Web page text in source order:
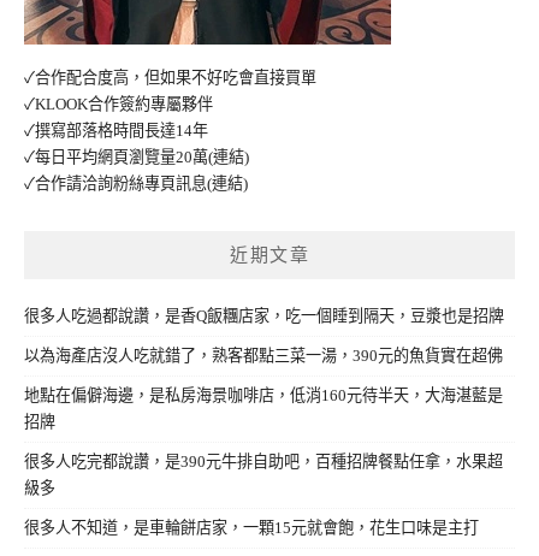
✓合作配合度高，但如果不好吃會直接買單
✓KLOOK合作簽約專屬夥伴
✓撰寫部落格時間長達14年
✓每日平均網頁瀏覽量20萬(連結)
✓合作請洽詢粉絲專頁訊息(連結)
近期文章
很多人吃過都說讚，是香Q飯糰店家，吃一個睡到隔天，豆漿也是招牌
以為海產店沒人吃就錯了，熟客都點三菜一湯，390元的魚貨實在超佛
地點在偏僻海邊，是私房海景咖啡店，低消160元待半天，大海湛藍是
招牌
很多人吃完都說讚，是390元牛排自助吧，百種招牌餐點任拿，水果超
級多
很多人不知道，是車輪餅店家，一顆15元就會飽，花生口味是主打